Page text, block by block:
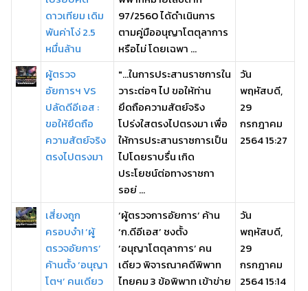
ดาวเทียม เดิม
พันค่าโง่ 2.5
หมื่นล้าน
97/2560 ได้ดำเนินการ
ตามคู่มืออนุญาโตตุลาการ
หรือไม่ โดยเฉพา ...
ผู้ตรวจ
อัยการฯ VS
ปลัดดีอีเอส :
ขอให้ยึดถือ
ความสัตย์จริง
ตรงไปตรงมา
"...ในการประสานราชการใน
วาระต่อๆ ไป ขอให้ท่าน
ยึดถือความสัตย์จริง
โปร่งใสตรงไปตรงมา เพื่อ
ให้การประสานราซการเป็น
ไปโดยราบรื่น เกิด
ประโยชน์ต่อทางราชกา
รอย่ ...
วัน
พฤหัสบดี,
29
กรกฎาคม
2564 15:27
เสี่ยงถูก
ครอบงำ! ‘ผู้
ตรวจอัยการ’
ค้านตั้ง ‘อนุญา
โตฯ’ คนเดียว
‘ผู้ตรวจการอัยการ’ ค้าน
‘ก.ดีอีเอส’ ชงตั้ง
‘อนุญาโตตุลาการ’ คน
เดียว พิจารณาคดีพิพาท
ไทยคม 3 ข้อพิพาท เข้าข่าย
วัน
พฤหัสบดี,
29
กรกฎาคม
2564 15:14